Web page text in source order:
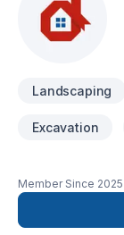
Landscaping
Excavation
Member Since 2025